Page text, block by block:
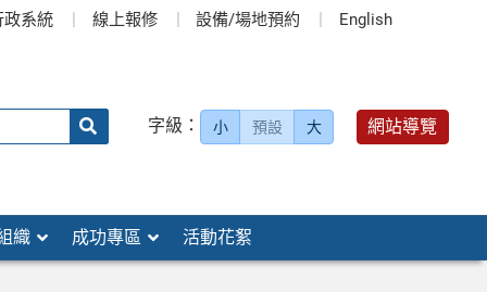
政系統 線上報修 設備/場地預約 English
字級： 小 預設 大 網站導覽
織 成功專區 活動花絮